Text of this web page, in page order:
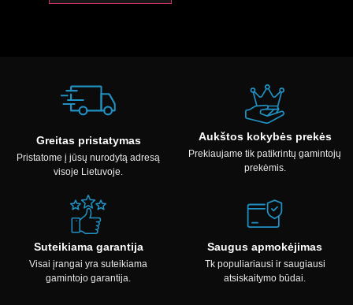
Greitas pristatymas
Pristatome į jūsų nurodytą adresą
visoje Lietuvoje.
Aukštos kokybės prekės
Prekiaujame tik patikrintų gamintojų
prekėmis.
Suteikiama garantija
Visai įrangai yra suteikiama
gamintojo garantija.
Saugus apmokėjimas
Tk populiariausi ir saugiausi
atsiskaitymo būdai.